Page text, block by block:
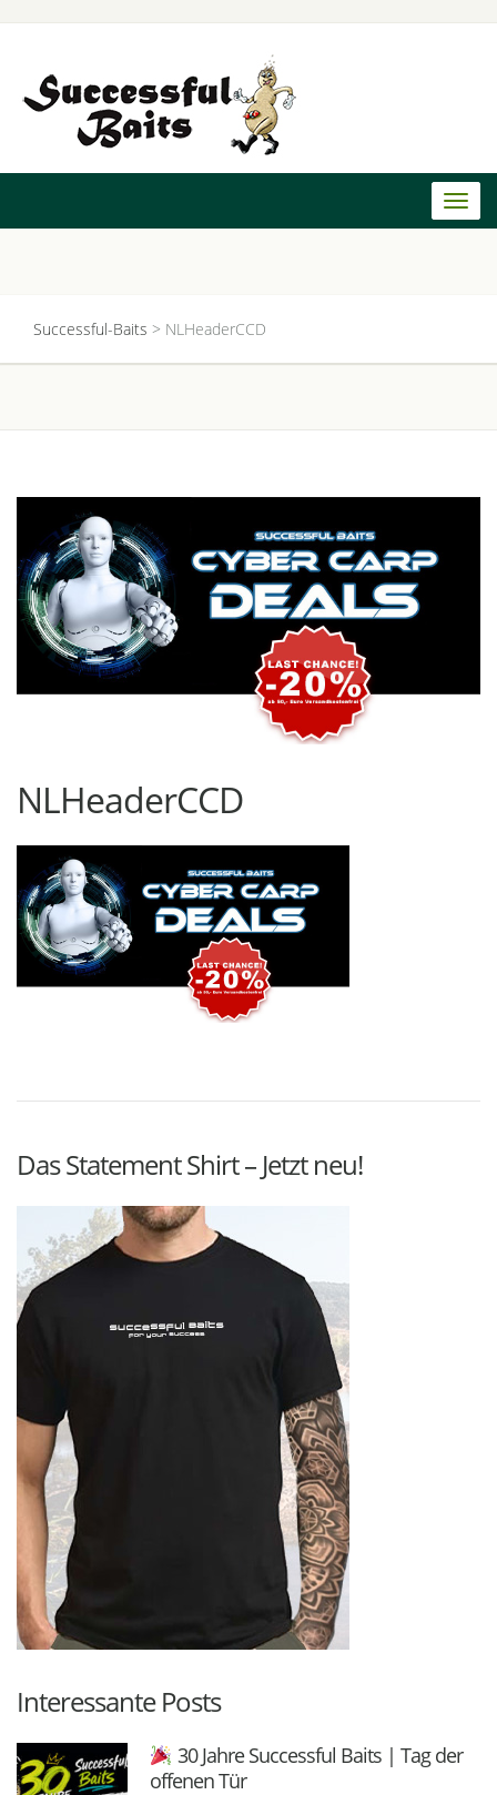
Successful-Baits > NLHeaderCCD
NLHeaderCCD
Das Statement Shirt – Jetzt neu!
Interessante Posts
30 Jahre Successful Baits | Tag der
offenen Tür